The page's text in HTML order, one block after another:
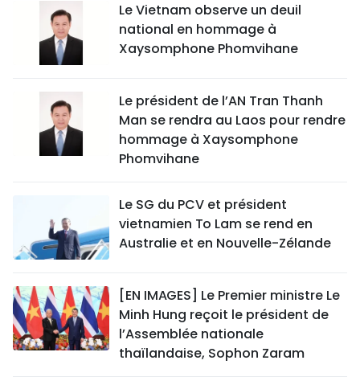
Le Vietnam observe un deuil
national en hommage à
Xaysomphone Phomvihane
Le président de l’AN Tran Thanh
Man se rendra au Laos pour rendre
hommage à Xaysomphone
Phomvihane
Le SG du PCV et président
vietnamien To Lam se rend en
Australie et en Nouvelle-Zélande
[EN IMAGES] Le Premier ministre Le
Minh Hung reçoit le président de
l’Assemblée nationale
thaïlandaise, Sophon Zaram